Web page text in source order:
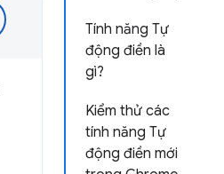
Tính năng Tự
động điền là
gì?
Kiểm thử các
tính năng Tự
động điền mới